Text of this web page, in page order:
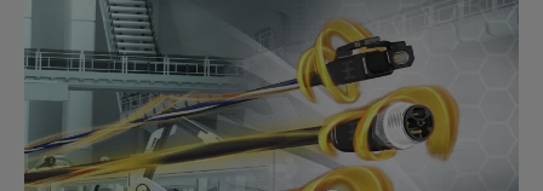
Single Pair Ethernet (SPE)